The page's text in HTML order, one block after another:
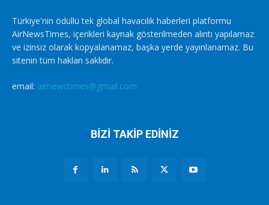
Türkiye'nin ödüllü tek global havacılık haberleri platformu
AirNewsTimes, içerikleri kaynak gösterilmeden alıntı yapılamaz
ve izinsiz olarak kopyalanamaz, başka yerde yayınlanamaz. Bu
sitenin tüm hakları saklıdır.
email: airnewstimes@gmail.com
BİZİ TAKİP EDİNİZ